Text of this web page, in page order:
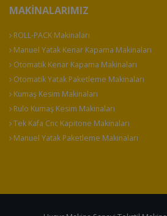
MAKINALARIMIZ
ROLL-PACK Makinaları
Manuel Yatak Kenar Kapama Makinaları
Otomatik Kenar Kapama Makinaları
Otomatik Yatak Paketleme Makinaları
Kumaş Kesim Makinaları
Rulo Kumaş Kesim Makinaları
Tek Kafa Cnc Kapitone Makinaları
Manuel Yatak Paketleme Makinaları